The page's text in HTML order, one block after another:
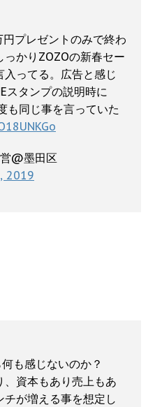
プレゼントのみで終わ
かりZOZOの新春セー
ってる。広告と感じ
スタンプの説明時に
も同じ事を言っていた
@墨田区
2019
も感じないのか？
、資本もあり売上もあ
チが増える事を想定し